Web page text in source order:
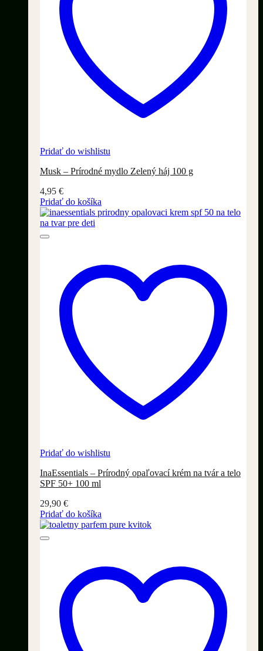
Pridať do wishlistu
Musk – Prírodné mydlo Zelený háj 100 g
4,95 €
Pridať do košíka
Pridať do wishlistu
InaEssentials – Prírodný opaľovací krém na tvár a telo
SPF 50+ 100 ml
29,90 €
Pridať do košíka